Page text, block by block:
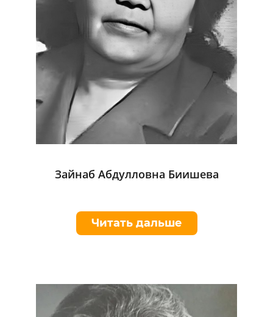
Зайнаб Абдулловна Биишева
Читать дальше